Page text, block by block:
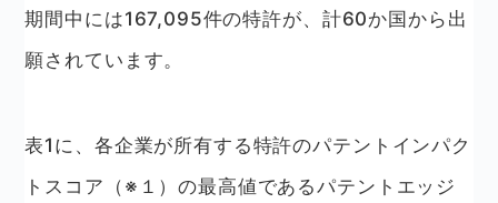
期間中には167,095件の特許が、計60か国から出
願されています。
表1に、各企業が所有する特許のパテントインパク
トスコア（※１）の最高値であるパテントエッジ